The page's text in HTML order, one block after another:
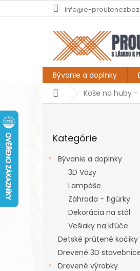
na
info@e-
Bývanie a doplnky
DomovKoše na huby
kategórie
Kategórie
Bývanie a doplnky
3D Vázy
Lampáše
Záhrada - figúrky
Dekorácia na stôl
Vešiaky na kľúče
Detské prútené kočíky
Drevené 3D
Drevené výrobky